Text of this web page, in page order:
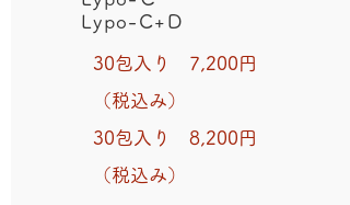
​Lypo-C+D
30包入り 7,200円
（税込み）
30包入り 8,200円
（税込み）